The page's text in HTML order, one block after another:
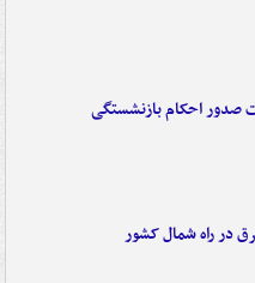
صدور احکام بازنشستگی
در راه شمال کشور